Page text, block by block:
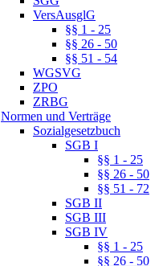
VersAusglG
§§ 1 - 25
§§ 26 - 50
§§ 51 - 54
WGSVG
ZPO
ZRBG
Normen und Verträge
Sozialgesetzbuch
SGB I
§§ 1 - 25
§§ 26 - 50
§§ 51 - 72
SGB II
SGB III
SGB IV
§§ 1 - 25
§§ 26 - 50